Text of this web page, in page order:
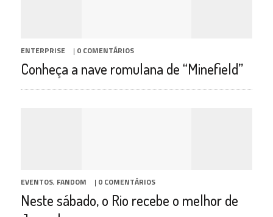
ENTERPRISE | 0 COMENTÁRIOS
Conheça a nave romulana de “Minefield”
EVENTOS, FANDOM | 0 COMENTÁRIOS
Neste sábado, o Rio recebe o melhor de